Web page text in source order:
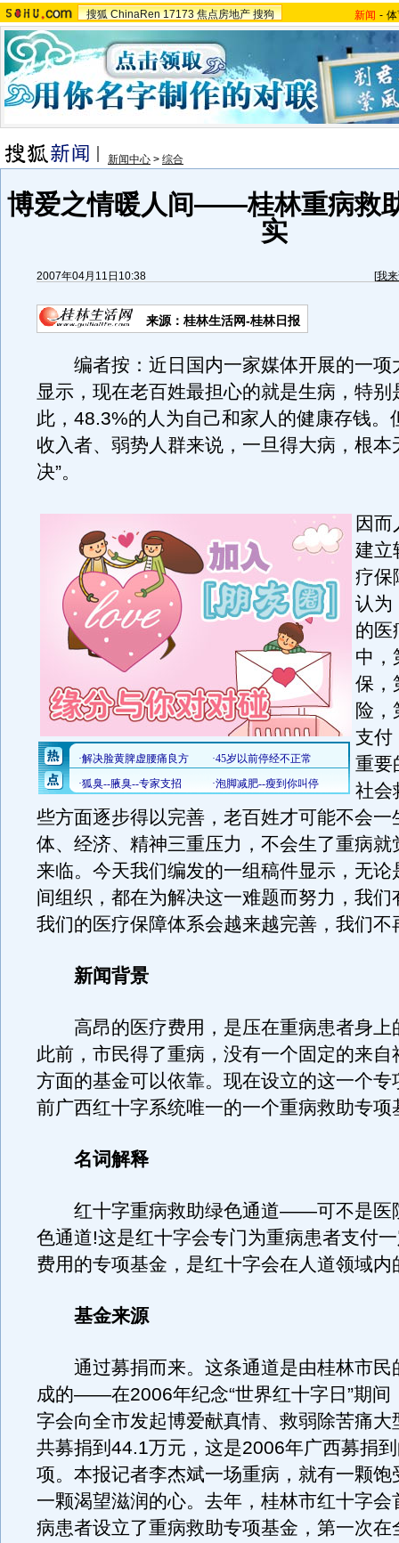
搜狐 ChinaRen 17173 焦点房地产 搜狗 新闻 -
新闻中心 > 综合
博爱之情暖人间——桂林重病救
实
2007年04月11日10:38 [我
来源：桂林生活网-桂林日报
编者按：近日国内一家媒体开展的一项
显示，现在老百姓最担心的就是生病，特别
此，48.3%的人为自己和家人的健康存钱。
收入者、弱势人群来说，一旦得大病，根本
决”。
因
建立
疗保
认为
的医
中，
保，
险，
支付
重要
社会
些方面逐步得以完善，老百姓才可能不会一
体、经济、精神三重压力，不会生了重病就
来临。今天我们编发的一组稿件显示，无论
间组织，都在为解决这一难题而努力，我们
我们的医疗保障体系会越来越完善，我们不
新闻背景
高昂的医疗费用，是压在重病患者身上
此前，市民得了重病，没有一个固定的来自
方面的基金可以依靠。现在设立的这一个专
前广西红十字系统唯一的一个重病救助专项
名词解释
红十字重病救助绿色通道——可不是医
色通道!这是红十字会专门为重病患者支付
费用的专项基金，是红十字会在人道领域内
基金来源
通过募捐而来。这条通道是由桂林市民
成的——在2006年纪念“世界红十字日”期间
字会向全市发起博爱献真情、救弱除苦痛大
共募捐到44.1万元，这是2006年广西募捐
项。本报记者李杰斌一场重病，就有一颗饱
一颗渴望滋润的心。去年，桂林市红十字会
病患者设立了重病救助专项基金，第一次在